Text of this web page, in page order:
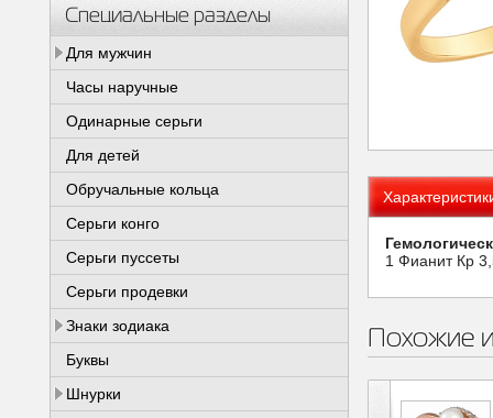
Специальные разделы
Для мужчин
Часы наручные
Одинарные серьги
Для детей
Обручальные кольца
Серьги конго
Серьги пуссеты
Серьги продевки
Знаки зодиака
Буквы
Шнурки
1 Фианит Кр
Похожие